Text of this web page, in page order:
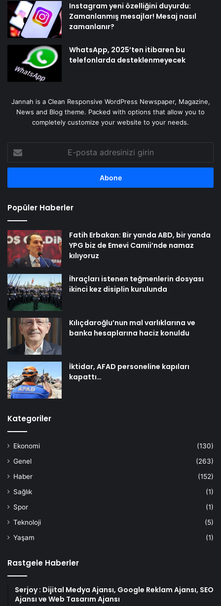
Instagram yeni özelliğini duyurdu:
Zamanlanmış mesajlar! Mesaj nasıl
zamanlanır?
WhatsApp, 2025’ten itibaren bu
telefonlarda desteklenmeyecek
Jannah is a Clean Responsive WordPress Newspaper, Magazine,
News and Blog theme. Packed with options that allow you to
completely customize your website to your needs.
posta
adresinizi
Popüler Haberler
Fatih Erbakan: Bir yanda ABD, bir yanda
YPG biz de Emevi Camii’nde namaz
kılıyoruz
İhraçları istenen teğmenlerin dosyası
ikinci kez disiplin kurulunda
Kılıçdaroğlu’nun mal varlıklarına ve
banka hesaplarına haciz konuldu
İktidar, AFAD personeline kapıları
kapattı…
Kategoriler
Ekonomi
(130)
Genel
(263)
Haber
(152)
Sağlık
(1)
Spor
(1)
Teknoloji
(5)
Yaşam
(1)
Rastgele Haberler
Serjoy : Dijital Medya Ajansı, Google Reklam Ajansı, SEO
Ajansı ve Web Tasarım Ajansı